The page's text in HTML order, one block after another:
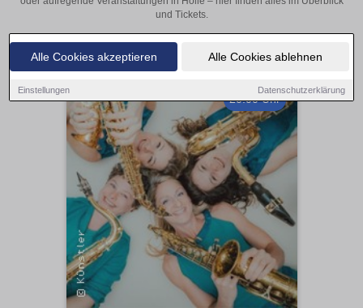
Alle Cookies akzeptieren Alle Cookies ablehnen
Einstellungen Datenschutzerklärung
und Tickets.
20:00 Uhr